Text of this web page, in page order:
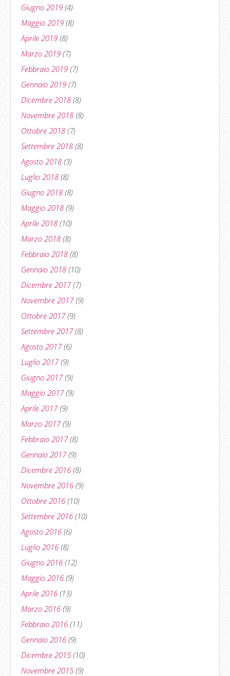
Giugno 2019 (4)
Maggio 2019 (8)
Aprile 2019 (8)
Marzo 2019 (7)
Febbraio 2019 (7)
Gennaio 2019 (7)
Dicembre 2018 (8)
Novembre 2018 (8)
Ottobre 2018 (7)
Settembre 2018 (8)
Agosto 2018 (3)
Luglio 2018 (8)
Giugno 2018 (8)
Maggio 2018 (9)
Aprile 2018 (10)
Marzo 2018 (8)
Febbraio 2018 (8)
Gennaio 2018 (10)
Dicembre 2017(7)
Novembre 2017(9)
Ottobre 2017(9)
Settembre 2017(8)
Agosto 2017(6)
Luglio 2017(9)
Giugno 2017(9)
Maggio 2017(9)
Aprile 2017(9)
Marzo 2017(9)
Febbraio 2017(8)
Gennaio 2017(9)
Dicembre 2016 (8)
Novembre 2016 (9)
Ottobre 2016 (10)
Settembre 2016 (10)
Agosto 2016 (6)
Luglio 2016 (8)
Giugno 2016 (12)
Maggio 2016 (9)
Aprile 2016 (13)
Marzo 2016 (9)
Febbraio 2016 (11)
Gennaio 2016 (9)
Dicembre 2015 (10)
Novembre 2015 (9)